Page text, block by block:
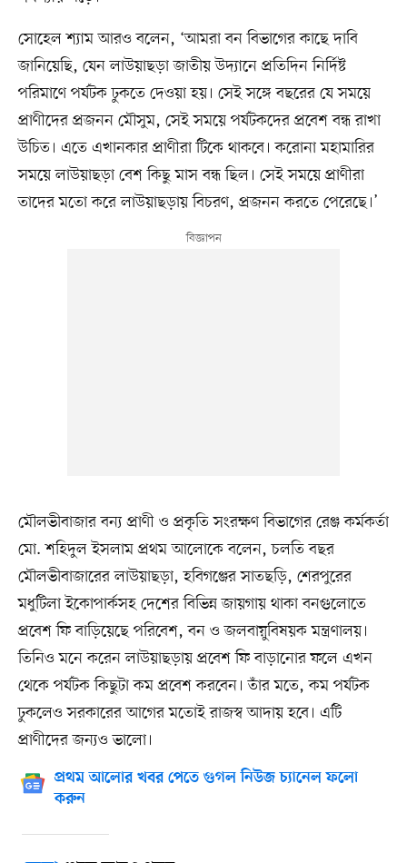
সোহেল শ্যাম আরও বলেন, ‘আমরা বন বিভাগের কাছে দাবি
জানিয়েছি, যেন লাউয়াছড়া জাতীয় উদ্যানে প্রতিদিন নির্দিষ্ট
পরিমাণে পর্যটক ঢুকতে দেওয়া হয়। সেই সঙ্গে বছরের যে সময়ে
প্রাণীদের প্রজনন মৌসুম, সেই সময়ে পর্যটকদের প্রবেশ বন্ধ রাখা
উচিত। এতে এখানকার প্রাণীরা টিকে থাকবে। করোনা মহামারির
সময়ে লাউয়াছড়া বেশ কিছু মাস বন্ধ ছিল। সেই সময়ে প্রাণীরা
তাদের মতো করে লাউয়াছড়ায় বিচরণ, প্রজনন করতে পেরেছে।’
মৌলভীবাজার বন্য প্রাণী ও প্রকৃতি সংরক্ষণ বিভাগের রেঞ্জ কর্মকর্তা
মো. শহিদুল ইসলাম প্রথম আলোকে বলেন, চলতি বছর
মৌলভীবাজারের লাউয়াছড়া, হবিগঞ্জের সাতছড়ি, শেরপুরের
মধুটিলা ইকোপার্কসহ দেশের বিভিন্ন জায়গায় থাকা বনগুলোতে
প্রবেশ ফি বাড়িয়েছে পরিবেশ, বন ও জলবায়ুবিষয়ক মন্ত্রণালয়।
তিনিও মনে করেন লাউয়াছড়ায় প্রবেশ ফি বাড়ানোর ফলে এখন
থেকে পর্যটক কিছুটা কম প্রবেশ করবেন। তাঁর মতে, কম পর্যটক
ঢুকলেও সরকারের আগের মতোই রাজস্ব আদায় হবে। এটি
প্রাণীদের জন্যও ভালো।
প্রথম আলোর খবর পেতে গুগল নিউজ চ্যানেল ফলো
করুন